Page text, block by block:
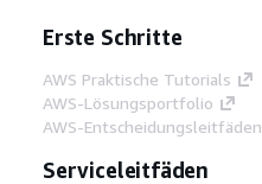
Erste Schritte
AWS Praktische Tutorials
AWS-Lösungsportfolio
AWS-Entscheidungsleitfäden
Serviceleitfäden